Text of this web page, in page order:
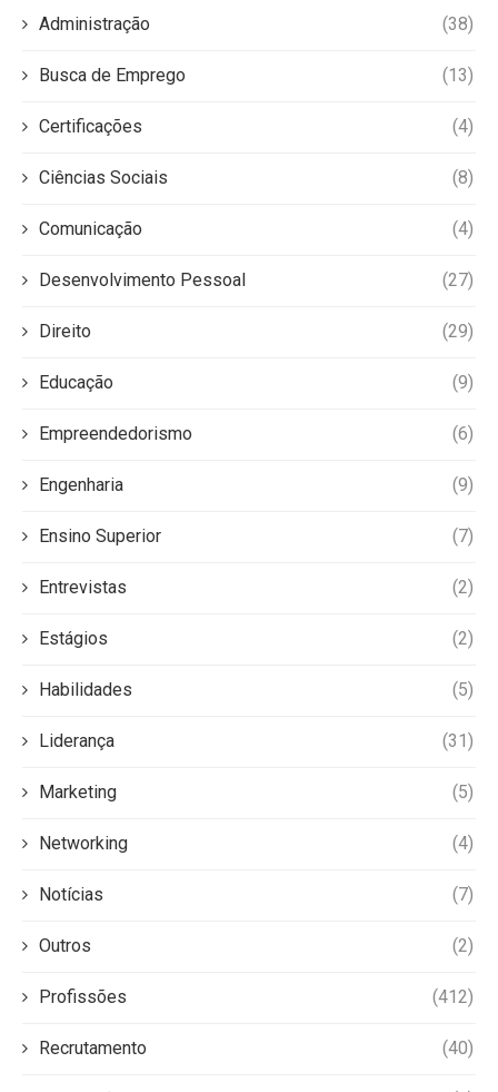
Administração (38)
Busca de Emprego (13)
Certificações (4)
Ciências Sociais (8)
Comunicação (4)
Desenvolvimento Pessoal (27)
Direito (29)
Educação (9)
Empreendedorismo (6)
Engenharia (9)
Ensino Superior (7)
Entrevistas (2)
Estágios (2)
Habilidades (5)
Liderança (31)
Marketing (5)
Networking (4)
Notícias (7)
Outros (2)
Profissões (412)
Recrutamento (40)